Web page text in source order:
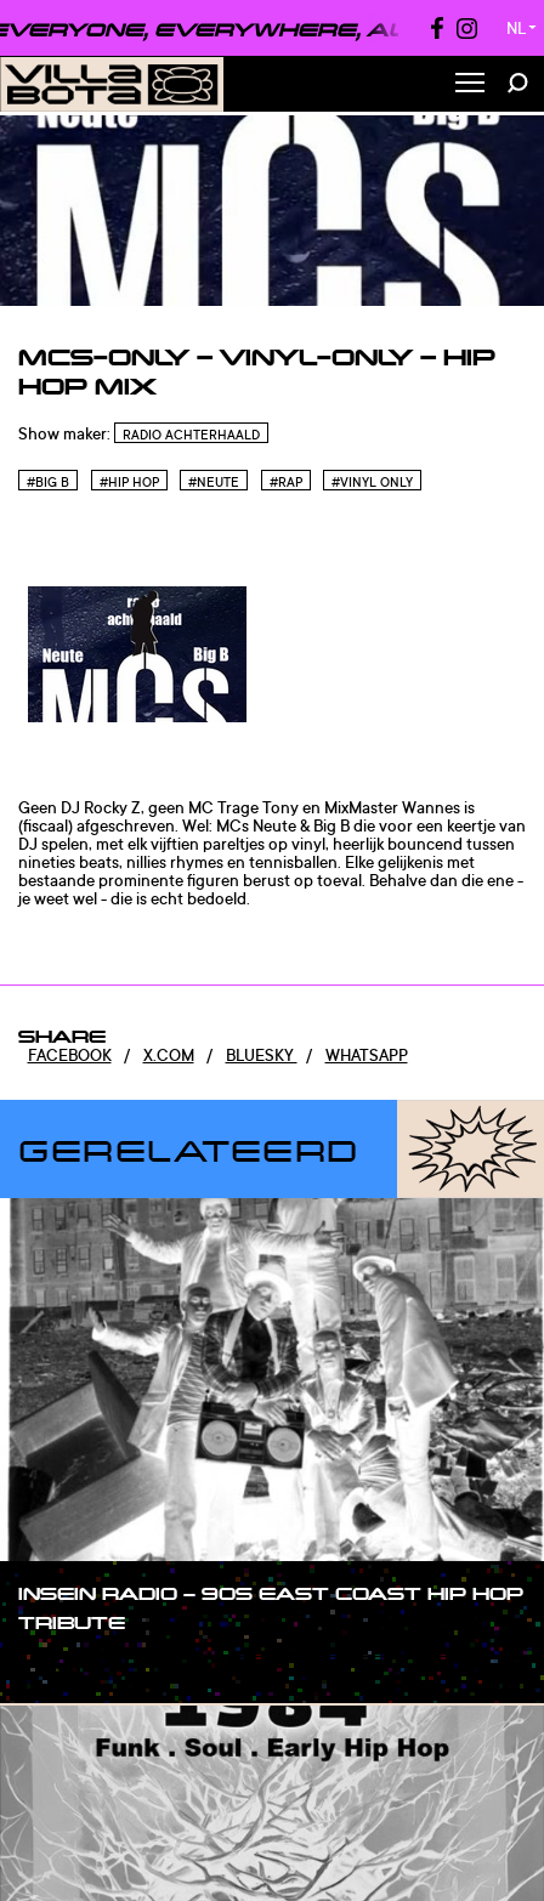
EVERYWHERE, ALWAYS ● NL ▼
MCS-ONLY – VINYL-ONLY – HIP
HOP MIX
Show maker: RADIO ACHTERHAALD
#BIG B #HIP HOP #NEUTE #RAP #VINYL ONLY
Geen DJ Rocky Z, geen MC Trage Tony en MixMaster Wannes is
(fiscaal) afgeschreven. Wel: MCs Neute & Big B die voor een keertje van
DJ spelen, met elk vijftien pareltjes op vinyl, heerlijk bouncend tussen
nineties beats, nillies rhymes en tennisballen. Elke gelijkenis met
bestaande prominente figuren berust op toeval. Behalve dan die ene -
je weet wel - die is echt bedoeld.
SHARE
FACEBOOK / X.COM / BLUESKY / WHATSAPP
GERELATEERD
INSEIN RADIO – 90S EAST COAST HIP HOP
TRIBUTE
#SHOW